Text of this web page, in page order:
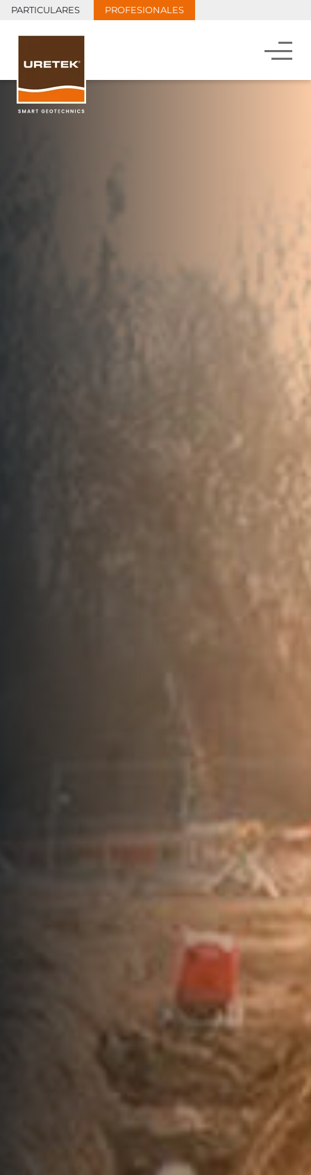
PARTICULARES PROFESIONALES